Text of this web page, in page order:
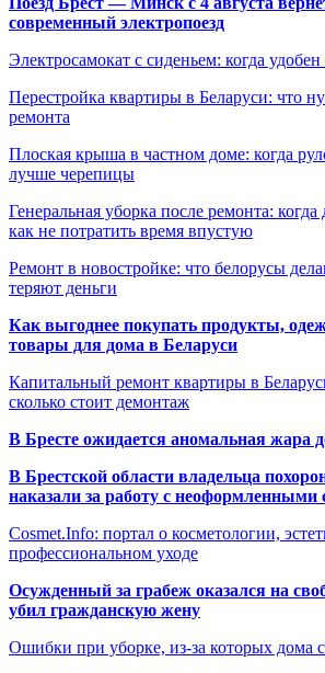
современный электропоезд
Электросамокат с сиденьем: когда
Перестройка квартиры в Беларуси: что
ремонта
Плоская крыша в частном доме: когда
лучше черепицы
Генеральная уборка после ремонта: когда
как не потратить время впустую
Ремонт в новостройке: что белорусы
теряют деньги
Как выгоднее покупать продукты,
товары для дома в Беларуси
Капитальный ремонт квартиры в
сколько стоит демонтаж
В Бресте ожидается аномальная жара
В Брестской области владельца
наказали за работу с неоформленными
Cosmet.Info: портал о косметологии,
профессиональном уходе
Осужденный за грабеж оказался на
убил гражданскую жену
Ошибки при уборке, из-за которых дома